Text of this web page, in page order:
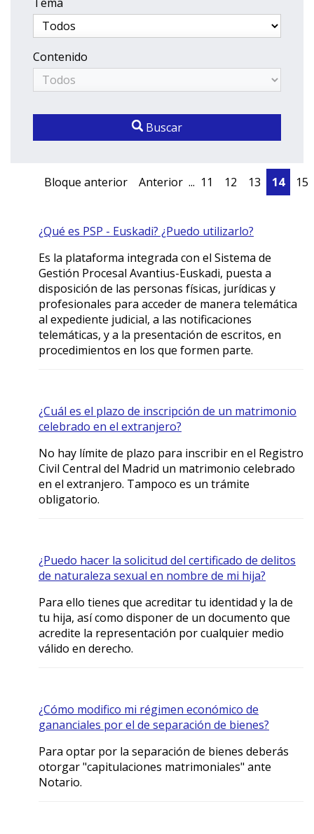
Contenido
Buscar
Bloque anterior Anterior ... 11 12 13 14 15
¿Qué es PSP - Euskadi? ¿Puedo utilizarlo?
Es la plataforma integrada con el Sistema de
Gestión Procesal Avantius-Euskadi, puesta a
disposición de las personas físicas, jurídicas y
profesionales para acceder de manera telemática
al expediente judicial, a las notificaciones
telemáticas, y a la presentación de escritos, en
procedimientos en los que formen parte.
¿Cuál es el plazo de inscripción de un matrimonio
celebrado en el extranjero?
No hay límite de plazo para inscribir en el Registro
Civil Central del Madrid un matrimonio celebrado
en el extranjero. Tampoco es un trámite
obligatorio.
¿Puedo hacer la solicitud del certificado de delitos
de naturaleza sexual en nombre de mi hija?
Para ello tienes que acreditar tu identidad y la de
tu hija, así como disponer de un documento que
acredite la representación por cualquier medio
válido en derecho.
¿Cómo modifico mi régimen económico de
gananciales por el de separación de bienes?
Para optar por la separación de bienes deberás
otorgar "capitulaciones matrimoniales" ante
Notario.